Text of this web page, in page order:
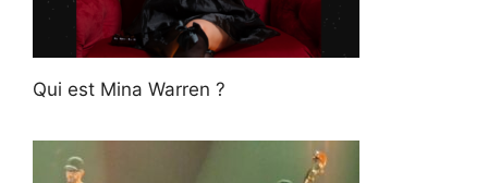
Qui est Mina Warren ?